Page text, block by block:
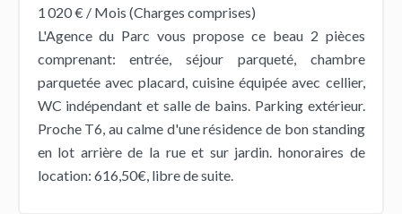
1 020 € / Mois (Charges comprises)
L'Agence du Parc vous propose ce beau 2 pièces
comprenant: entrée, séjour parqueté, chambre
parquetée avec placard, cuisine équipée avec cellier,
WC indépendant et salle de bains. Parking extérieur.
Proche T6, au calme d'une résidence de bon standing
en lot arrière de la rue et sur jardin. honoraires de
location: 616,50€, libre de suite.